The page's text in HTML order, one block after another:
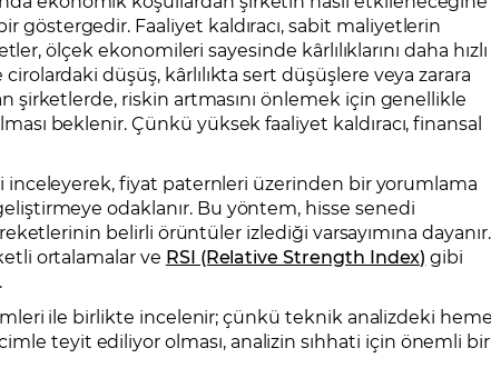
göstergedir. Faaliyet kaldıracı, sabit maliyetlerin
ölçek ekonomileri sayesinde kârlılıklarını daha hızlı
düşüş, kârlılıkta sert düşüşlere veya zarara
şirketlerde, riskin artmasını önlemek için genellikle
beklenir. Çünkü yüksek faaliyet kaldıracı, finansal
inceleyerek, fiyat paternleri üzerinden bir yorumlama
odaklanır. Bu yöntem, hisse senedi
belirli örüntüler izlediği varsayımına dayanır.
ortalamalar ve RSI (Relative Strength Index) gibi
ile birlikte incelenir; çünkü teknik analizdeki
teyit ediliyor olması, analizin sıhhati için önemli bir